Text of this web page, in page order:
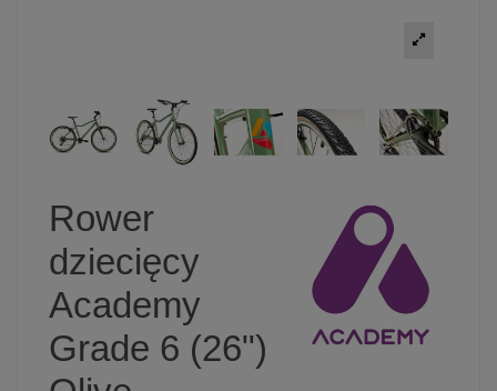
Rower
dziecięcy
Academy
Grade 6 (26")